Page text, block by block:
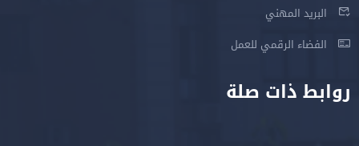
البريد المهني
الفضاء الرقمي للعمل
روابط ذات صلة